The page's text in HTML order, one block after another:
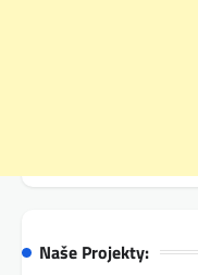
Naše Projekty: